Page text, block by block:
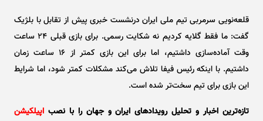
قلعه‌نویی سرمربی تیم ملی ایران درنشست خبری پیش از تقابل با بلژیک
گفت: ما فقط گلایه کردیم نه شکایت رسمی. برای بازی قبلی ۲۴ ساعت
وقت آماده‌سازی داشتیم، اما برای این بازی کمتر از ۱۶ ساعت زمان
داشتیم. با اینکه رئیس فیفا تلاش می‌کند مشکلات کمتر شود، اما شرایط
این بازی برای تیم سخت‌تر شده است.
تازه‌ترین اخبار و تحلیل‌ رویدادهای ایران و جهان را با نصب اپیلکیشن